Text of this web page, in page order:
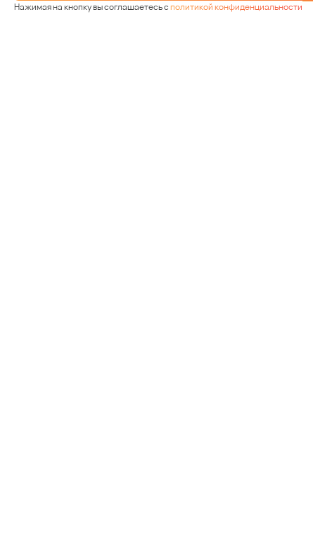
Нажимая на кнопку вы соглашаетесь сполитикой конфиденциальности